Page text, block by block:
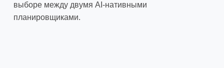
выборе между двумя AI-нативными
планировщиками.